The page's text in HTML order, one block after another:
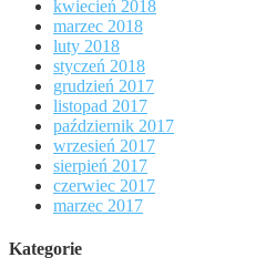
kwiecień 2018
marzec 2018
luty 2018
styczeń 2018
grudzień 2017
listopad 2017
październik 2017
wrzesień 2017
sierpień 2017
czerwiec 2017
marzec 2017
Kategorie